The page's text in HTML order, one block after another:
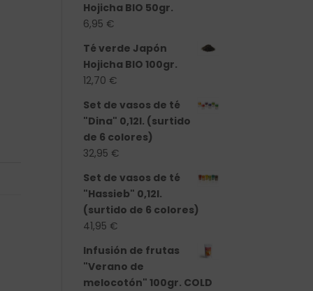
Hojicha BIO 50gr.
6,95 €
Té verde Japón
Hojicha BIO 100gr.
12,70 €
Set de vasos de té
"Dina" 0,12l. (surtido
de 6 colores)
32,95 €
Set de vasos de té
"Hassieb" 0,12l.
(surtido de 6 colores)
41,95 €
Infusión de frutas
"Verano de
melocotón" 100gr. COLD